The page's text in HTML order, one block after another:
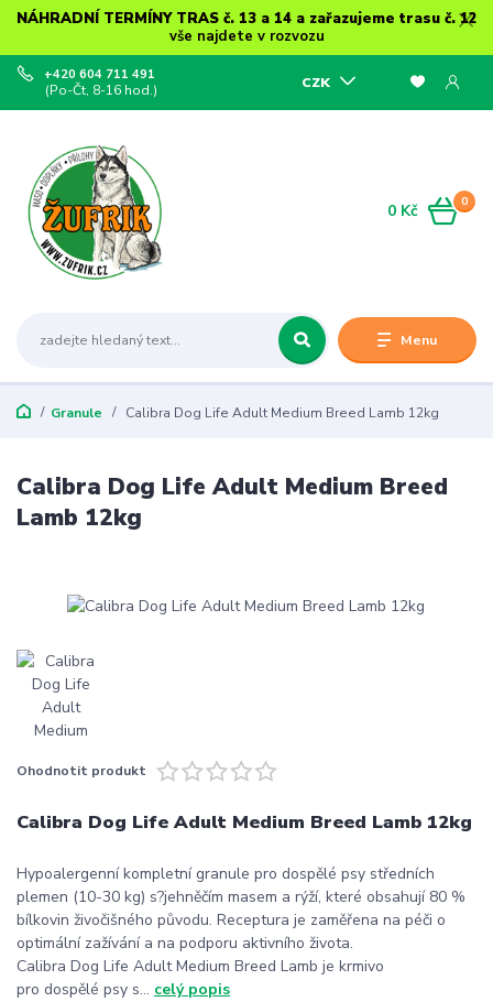
NÁHRADNÍ TERMÍNY TRAS č. 13 a 14 a zařazujeme trasu č. 12
vše najdete v rozvozu
Menu
CZK
+420 604 711 491
(Po-Čt, 8-16 hod.)
0
0 Kč
Granule Calibra Dog Life Adult Medium Breed Lamb 12kg
Calibra Dog Life Adult Medium Breed
Lamb 12kg
Ohodnotit produkt
Calibra Dog Life Adult Medium Breed Lamb 12kg
Hypoalergenní kompletní granule pro dospělé psy středních
plemen (10-30 kg) s?jehněčím masem a rýží, které obsahují 80 %
bílkovin živočišného původu. Receptura je zaměřena na péči o
optimální zažívání a na podporu aktivního života.
Calibra Dog Life Adult Medium Breed Lamb je krmivo
pro dospělé psy s... celý popis